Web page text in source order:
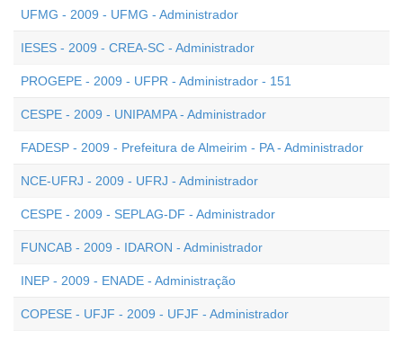
UFMG - 2009 - UFMG - Administrador
IESES - 2009 - CREA-SC - Administrador
PROGEPE - 2009 - UFPR - Administrador - 151
CESPE - 2009 - UNIPAMPA - Administrador
FADESP - 2009 - Prefeitura de Almeirim - PA - Administrador
NCE-UFRJ - 2009 - UFRJ - Administrador
CESPE - 2009 - SEPLAG-DF - Administrador
FUNCAB - 2009 - IDARON - Administrador
INEP - 2009 - ENADE - Administração
COPESE - UFJF - 2009 - UFJF - Administrador